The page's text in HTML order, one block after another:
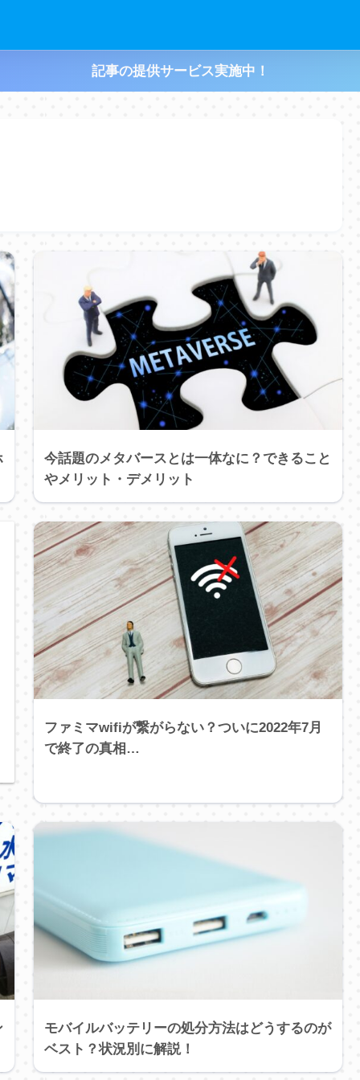
記事の提供サービス実施中！
今話題のメタバースとは一体なに？できること
やメリット・デメリット
ファミマwifiが繋がらない？ついに2022年7月
で終了の真相…
モバイルバッテリーの処分方法はどうするのが
ベスト？状況別に解説！